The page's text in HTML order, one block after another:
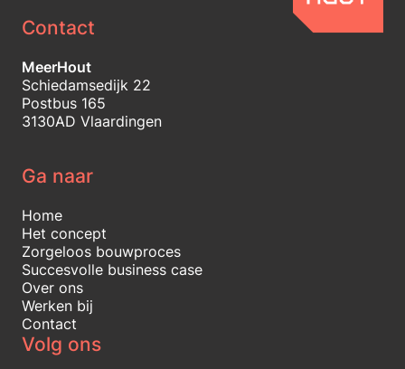
Contact
MeerHout
Schiedamsedijk 22
Postbus 165
3130AD Vlaardingen
Ga naar
Home
Het concept
Zorgeloos bouwproces
Succesvolle business case
Over ons
Werken bij
Contact
Volg ons